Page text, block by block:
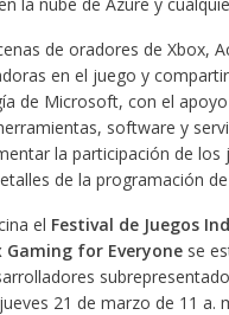
de oradores de Xbox,
en el juego y
de Microsoft, con el
software y
la participación de
de la programación
el Festival de Juegos
Gaming for Everyonese
21 de marzo de 11 a.